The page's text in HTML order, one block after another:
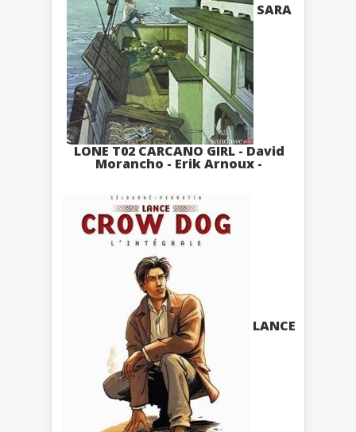
SARA
LONE T02 CARCANO GIRL - David
Morancho - Erik Arnoux -
LANCE